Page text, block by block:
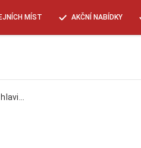
MÍST AKČNÍ NABÍDKY